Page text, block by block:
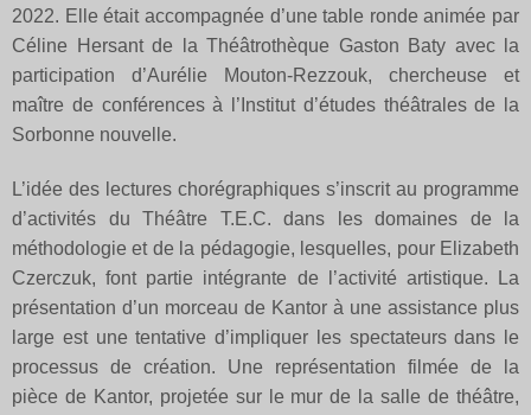
2022. Elle était accompagnée d’une table ronde animée par
Céline Hersant de la Théâtrothèque Gaston Baty avec la
participation d’Aurélie Mouton-Rezzouk, chercheuse et
maître de conférences à l’Institut d’études théâtrales de la
Sorbonne nouvelle.
L’idée des lectures chorégraphiques s’inscrit au programme
d’activités du Théâtre T.E.C. dans les domaines de la
méthodologie et de la pédagogie, lesquelles, pour Elizabeth
Czerczuk, font partie intégrante de l’activité artistique. La
présentation d’un morceau de Kantor à une assistance plus
large est une tentative d’impliquer les spectateurs dans le
processus de création. Une représentation filmée de la
pièce de Kantor, projetée sur le mur de la salle de théâtre,